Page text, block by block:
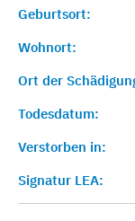
Geburtsort:
Wohnort:
Ort der
Todesdatum:
Verstorben in:
Signatur LEA: